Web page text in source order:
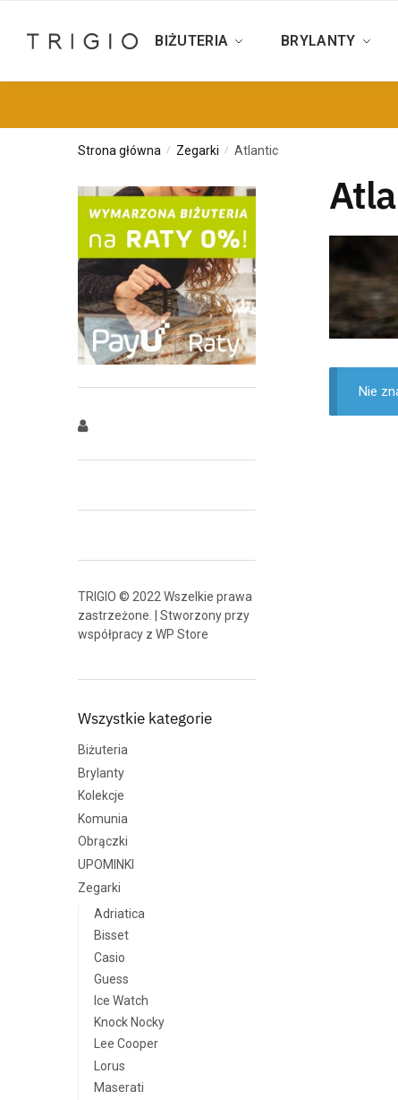
BIŻUTERIA BRYLANTY
Strona główna / Zegarki / Atlantic
Nie
TRIGIO © 2022 Wszelkie prawa
zastrzeżone. | Stworzony przy
współpracy z WP Store
Wszystkie kategorie
Biżuteria
Brylanty
Kolekcje
Komunia
Obrączki
UPOMINKI
Zegarki
Adriatica
Bisset
Casio
Guess
Ice Watch
Knock Nocky
Lee Cooper
Lorus
Maserati